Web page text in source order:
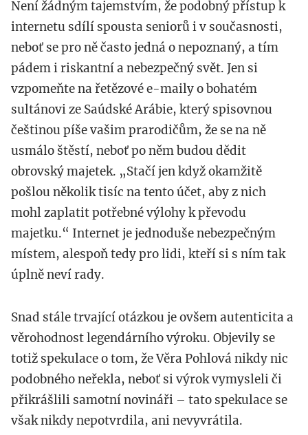
Není žádným tajemstvím, že podobný přístup k
internetu sdílí spousta seniorů i v současnosti,
neboť se pro ně často jedná o nepoznaný, a tím
pádem i riskantní a nebezpečný svět. Jen si
vzpomeňte na řetězové e-maily o bohatém
sultánovi ze Saúdské Arábie, který spisovnou
češtinou píše vašim prarodičům, že se na ně
usmálo štěstí, neboť po něm budou dědit
obrovský majetek. „Stačí jen když okamžitě
pošlou několik tisíc na tento účet, aby z nich
mohl zaplatit potřebné výlohy k převodu
majetku.“ Internet je jednoduše nebezpečným
místem, alespoň tedy pro lidi, kteří si s ním tak
úplně neví rady.
Snad stále trvající otázkou je ovšem autenticita a
věrohodnost legendárního výroku. Objevily se
totiž spekulace o tom, že Věra Pohlová nikdy nic
podobného neřekla, neboť si výrok vymysleli či
přikrášlili samotní novináři – tato spekulace se
však nikdy nepotvrdila, ani nevyvrátila.